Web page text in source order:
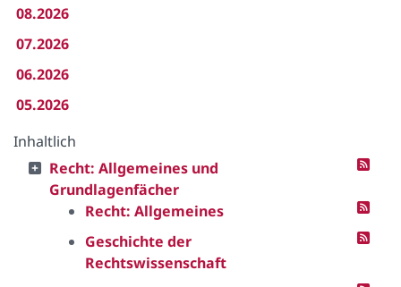
08.2026
07.2026
06.2026
05.2026
Inhaltlich
Recht: Allgemeines und
Grundlagenfächer
Recht: Allgemeines
Geschichte der
Rechtswissenschaft